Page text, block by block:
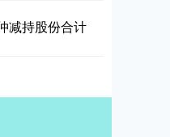
减持股份合计